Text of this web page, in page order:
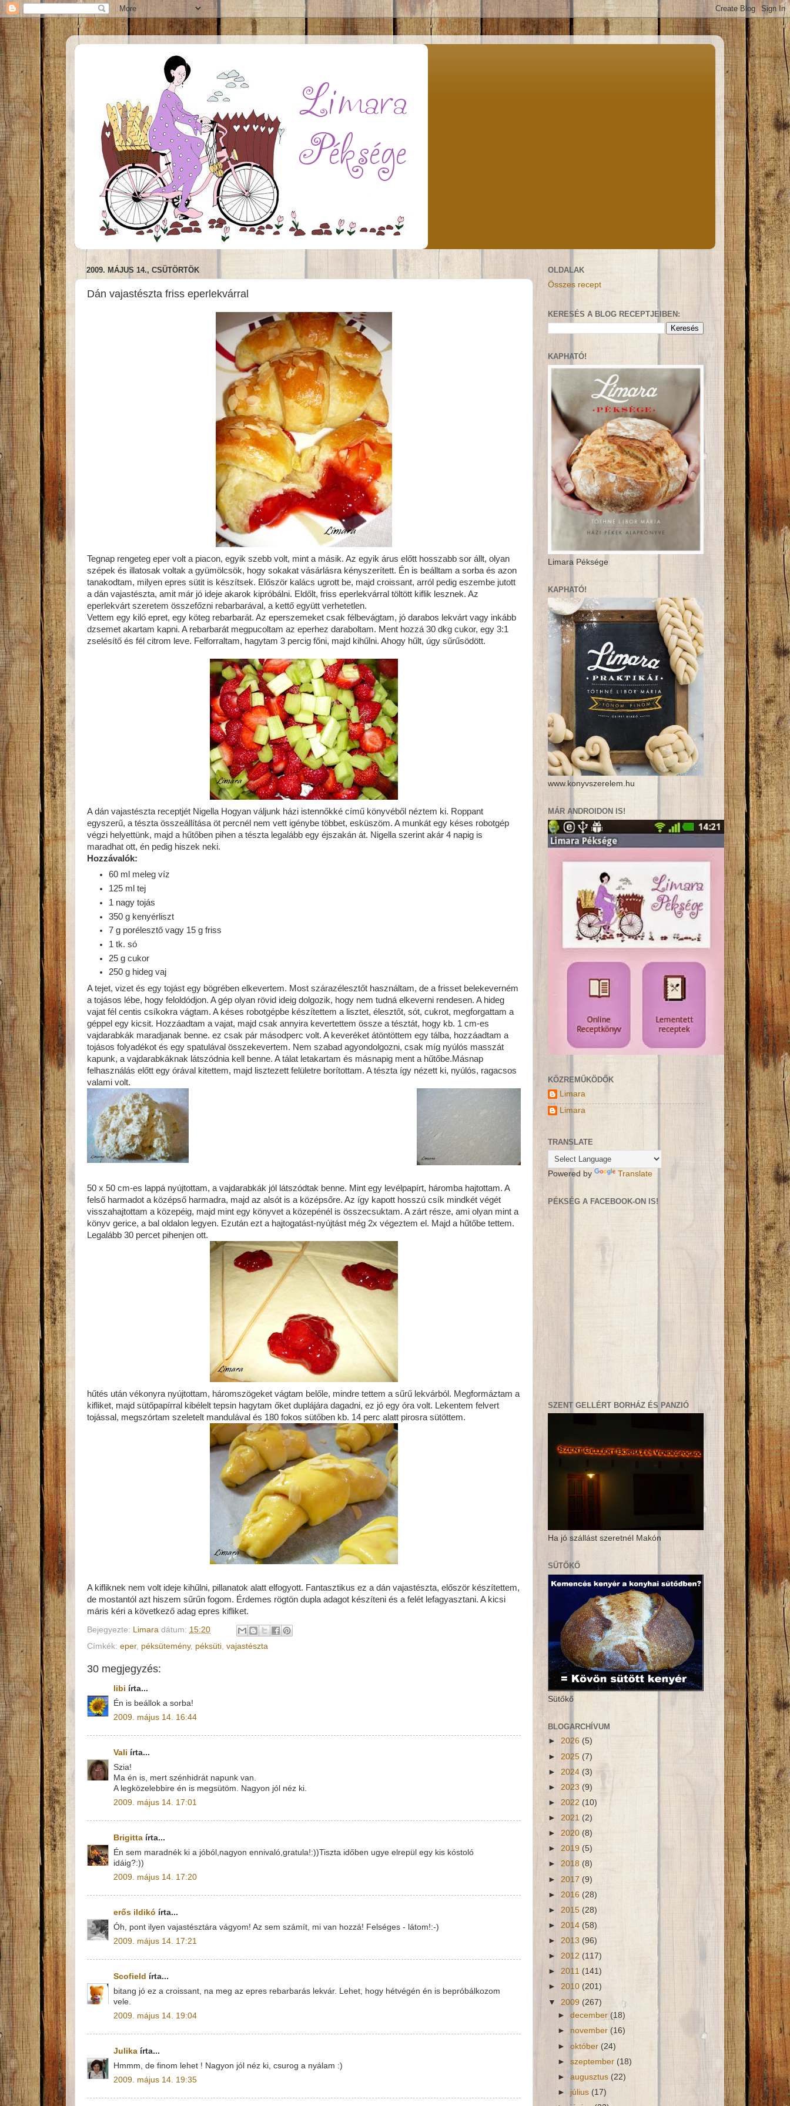
2009. MÁJUS 14., CSÜTÖRTÖK
Dán vajastészta friss eperlekvárral
Tegnap rengeteg eper volt a piacon, egyik szebb volt, mint a másik. Az egyik árus előtt hosszabb sor állt, olyan
szépek és illatosak voltak a gyümölcsök, hogy sokakat vásárlásra kényszerített. Én is beálltam a sorba és azon
tanakodtam, milyen epres sütit is készítsek. Először kalács ugrott be, majd croissant, arról pedig eszembe jutott
a dán vajastészta, amit már jó ideje akarok kipróbálni. Eldőlt, friss eperlekvárral töltött kiflik lesznek. Az
eperlekvárt szeretem összefőzni rebarbarával, a kettő együtt verhetetlen.
Vettem egy kiló epret, egy köteg rebarbarát. Az eperszemeket csak félbevágtam, jó darabos lekvárt vagy inkább
dzsemet akartam kapni. A rebarbarát megpucoltam az eperhez daraboltam. Ment hozzá 30 dkg cukor, egy 3:1
zselésítő és fél citrom leve. Felforraltam, hagytam 3 percig főni, majd kihűlni. Ahogy hűlt, úgy sűrűsödött.
A dán vajastészta receptjét Nigella Hogyan váljunk házi istennőkké című könyvéből néztem ki. Roppant
egyszerű, a tészta összeállítása öt percnél nem vett igénybe többet, esküszöm. A munkát egy késes robotgép
végzi helyettünk, majd a hűtőben pihen a tészta legalább egy éjszakán át. Nigella szerint akár 4 napig is
maradhat ott, én pedig hiszek neki.
Hozzávalók:
60 ml meleg víz
125 ml tej
1 nagy tojás
350 g kenyérliszt
7 g porélesztő vagy 15 g friss
1 tk. só
25 g cukor
250 g hideg vaj
A tejet, vizet és egy tojást egy bögrében elkevertem. Most szárazélesztőt használtam, de a frisset belekeverném
a tojásos lébe, hogy feloldódjon. A gép olyan rövid ideig dolgozik, hogy nem tudná elkeverni rendesen. A hideg
vajat fél centis csíkokra vágtam. A késes robotgépbe készítettem a lisztet, élesztőt, sót, cukrot, megforgattam a
géppel egy kicsit. Hozzáadtam a vajat, majd csak annyira kevertettem össze a tésztát, hogy kb. 1 cm-es
vajdarabkák maradjanak benne. ez csak pár másodperc volt. A keveréket átöntöttem egy tálba, hozzáadtam a
tojásos folyadékot és egy spatulával összekevertem. Nem szabad agyondolgozni, csak míg nyúlós masszát
kapunk, a vajdarabkáknak látszódnia kell benne. A tálat letakartam és másnapig ment a hűtőbe.Másnap
felhasználás előtt egy órával kitettem, majd lisztezett felületre borítottam. A tészta így nézett ki, nyúlós, ragacsos
valami volt.
50 x 50 cm-es lappá nyújtottam, a vajdarabkák jól látszódtak benne. Mint egy levélpapírt, háromba hajtottam. A
felső harmadot a középső harmadra, majd az alsót is a középsőre. Az így kapott hosszú csík mindkét végét
visszahajtottam a közepéig, majd mint egy könyvet a közepénél is összecsuktam. A zárt része, ami olyan mint a
könyv gerice, a bal oldalon legyen. Ezután ezt a hajtogatást-nyújtást még 2x végeztem el. Majd a hűtőbe tettem.
Legalább 30 percet pihenjen ott.
hűtés után vékonyra nyújtottam, háromszögeket vágtam belőle, mindre tettem a sűrű lekvárból. Megformáztam a
kifliket, majd sütőpapírral kibélelt tepsin hagytam őket duplájára dagadni, ez jó egy óra volt. Lekentem felvert
tojással, megszórtam szeletelt mandulával és 180 fokos sütőben kb. 14 perc alatt pirosra sütöttem.
A kifliknek nem volt ideje kihűlni, pillanatok alatt elfogyott. Fantasztikus ez a dán vajastészta, először készítettem,
de mostantól azt hiszem sűrűn fogom. Érdemes rögtön dupla adagot készíteni és a felét lefagyasztani. A kicsi
máris kéri a következő adag epres kifliket.
Bejegyezte: Limara dátum: 15:20
Címkék: eper, péksütemény, péksüti, vajastészta
30 megjegyzés:
libi írta...
Én is beállok a sorba!
2009. május 14. 16:44
Vali írta...
Szia!
Ma én is, mert szénhidrát napunk van.
A legközelebbire én is megsütöm. Nagyon jól néz ki.
2009. május 14. 17:01
Brigitta írta...
Én sem maradnék ki a jóból,nagyon ennivaló,gratula!:))Tiszta időben ugye elrepül egy kis kóstoló
idáig?:))
2009. május 14. 17:20
erős ildikó írta...
Óh, pont ilyen vajastésztára vágyom! Az sem számít, mi van hozzá! Felséges - látom!:-)
2009. május 14. 17:21
Scofield írta...
bitang jó ez a croissant, na meg az epres rebarbarás lekvár. Lehet, hogy hétvégén én is bepróbálkozom
vele.
2009. május 14. 19:04
Julika írta...
Hmmm, de finom lehet ! Nagyon jól néz ki, csurog a nyálam :)
2009. május 14. 19:35
OLDALAK
Összes recept
KERESÉS A BLOG RECEPTJEIBEN:
KAPHATÓ!
Limara Péksége
KAPHATÓ!
www.konyvszerelem.hu
MÁR ANDROIDON IS!
KÖZREMŰKÖDŐK
Limara
Limara
TRANSLATE
Powered by Translate
PÉKSÉG A FACEBOOK-ON IS!
SZENT GELLÉRT BORHÁZ ÉS PANZIÓ
Ha jó szállást szeretnél Makón
SÜTŐKŐ
Sütőkő
BLOGARCHÍVUM
► 2026 (5)
► 2025 (7)
► 2024 (3)
► 2023 (9)
► 2022 (10)
► 2021 (2)
► 2020 (8)
► 2019 (5)
► 2018 (8)
► 2017 (9)
► 2016 (28)
► 2015 (28)
► 2014 (58)
► 2013 (96)
► 2012 (117)
► 2011 (141)
► 2010 (201)
▼ 2009 (267)
►december (18)
► november(16)
►október (24)
►szeptember (18)
►augusztus (22)
► július (17)